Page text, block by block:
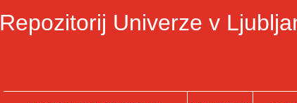
Repozitorij Univerze v